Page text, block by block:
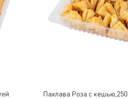
Пахлава Роза с кешью,250